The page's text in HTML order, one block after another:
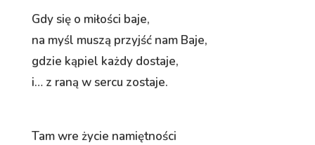
Gdy się o miłości baje,
na myśl muszą przyjść nam Baje,
gdzie kąpiel każdy dostaje,
i… z raną w sercu zostaje.
Tam wre życie namiętności